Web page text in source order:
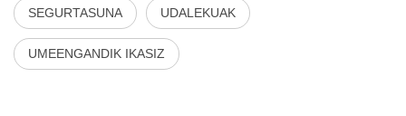
SEGURTASUNA UDALEKUAK
UMEENGANDIK IKASIZ